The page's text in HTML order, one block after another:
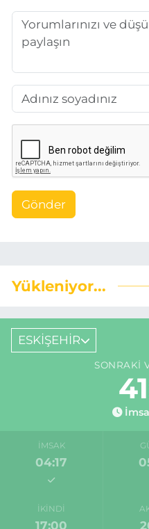
Gönder
Yükleniyor...
ESKİŞEHİR
SONRAKI
İMSAK
04:17
İKINDI
17:00